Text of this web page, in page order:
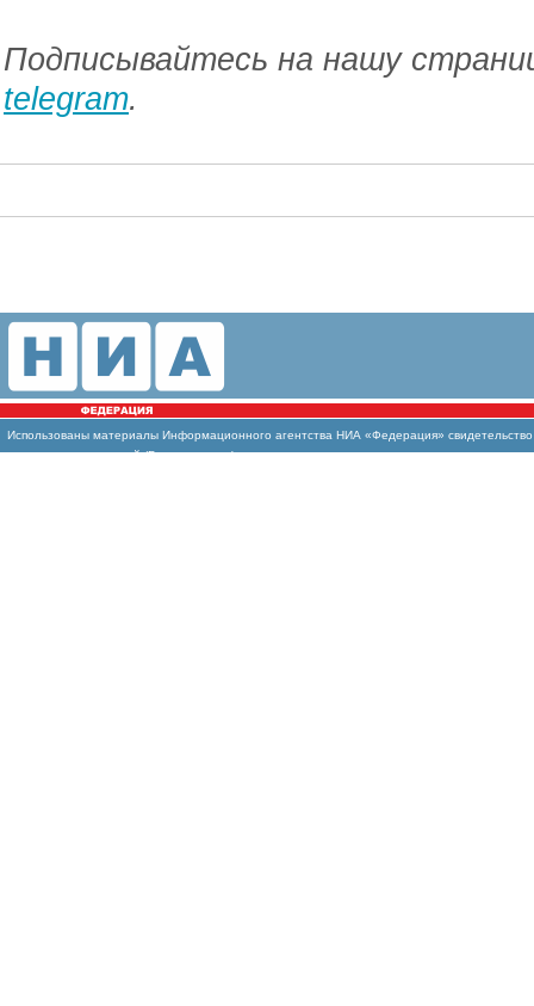
Подписывайтесь на нашу
telegram.
Использованы материалы Информационного агентства НИА «Федерация»
массовых коммуникаций (Роскомнадзор)